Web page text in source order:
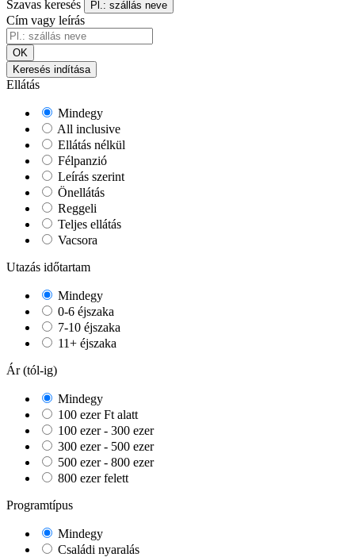
Szavas keresés Pl.: szállás neve
Cím vagy leírás
OK
Keresés indítása
Ellátás
Mindegy
All inclusive
Ellátás nélkül
Félpanzió
Leírás szerint
Önellátás
Reggeli
Teljes ellátás
Vacsora
Utazás időtartam
Mindegy
0-6 éjszaka
7-10 éjszaka
11+ éjszaka
Ár (tól-ig)
Mindegy
100 ezer Ft alatt
100 ezer - 300 ezer
300 ezer - 500 ezer
500 ezer - 800 ezer
800 ezer felett
Programtípus
Mindegy
Családi nyaralás